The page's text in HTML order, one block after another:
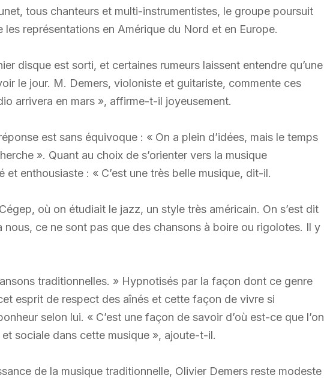
tous chanteurs et multi-instrumentistes, le groupe poursuit
représentations en Amérique du Nord et en Europe.
disque est sorti, et certaines rumeurs laissent entendre qu’une
le jour. M. Demers, violoniste et guitariste, commente ces
arrivera en mars », affirme-t-il joyeusement.
est sans équivoque : « On a plein d’idées, mais le temps
». Quant au choix de s’orienter vers la musique
enthousiaste : « C’est une très belle musique, dit-il.
où on étudiait le jazz, un style très américain. On s’est dit
nous, ce ne sont pas que des chansons à boire ou rigolotes. Il y
traditionnelles. » Hypnotisés par la façon dont ce genre
esprit de respect des aînés et cette façon de vivre si
selon lui. « C’est une façon de savoir d’où est-ce que l’on
sociale dans cette musique », ajoute-t-il.
de la musique traditionnelle, Olivier Demers reste modeste